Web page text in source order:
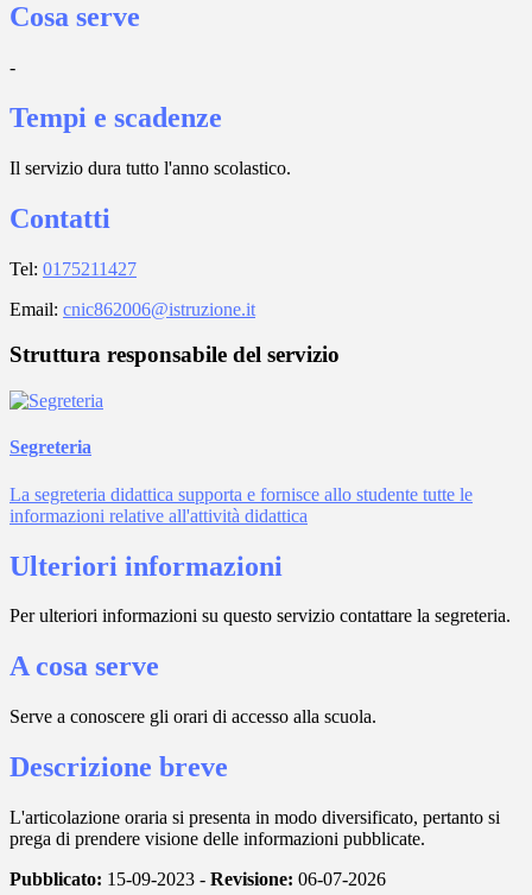
Cosa serve
-
Tempi e scadenze
Il servizio dura tutto l'anno scolastico.
Contatti
Tel: 0175211427
Email: cnic862006@istruzione.it
Struttura responsabile del servizio
Segreteria
La segreteria didattica supporta e fornisce allo studente tutte le
informazioni relative all'attività didattica
Ulteriori informazioni
Per ulteriori informazioni su questo servizio contattare la segreteria.
A cosa serve
Serve a conoscere gli orari di accesso alla scuola.
Descrizione breve
L'articolazione oraria si presenta in modo diversificato, pertanto si
prega di prendere visione delle informazioni pubblicate.
Pubblicato: 15-09-2023 - Revisione: 06-07-2026